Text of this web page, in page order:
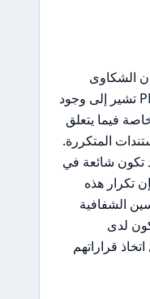
الشكاوى
المتعلقة بشركة PM Financials تشير إلى وجود
فيما يتعلق
المتكررة.
شائعة في
تكرار هذه
الشفافية
لدى
قراراتهم